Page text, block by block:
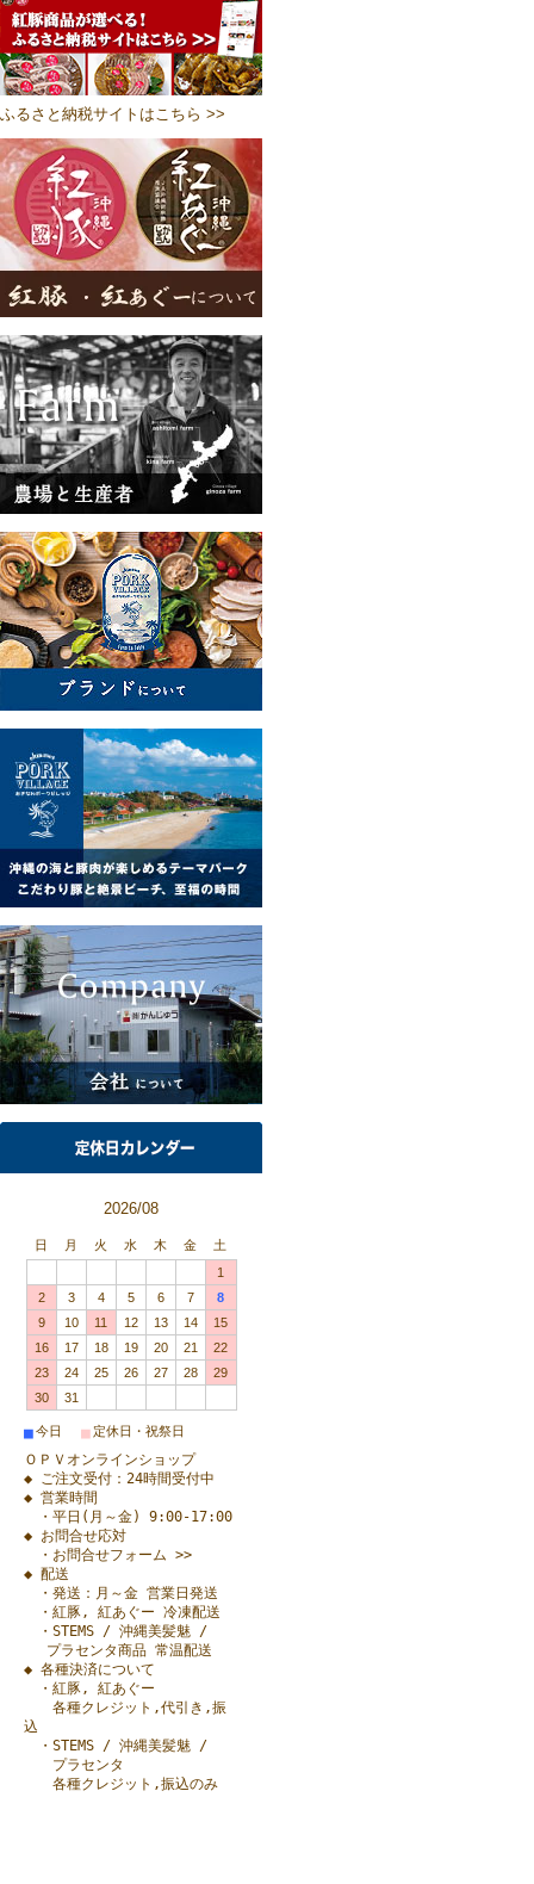
ふるさと納税サイトはこちら >>
2026/08
日 月 火 水 木 金
土
1
2
3 4 5 6 7
8
9
10 11 12 13 14
15
16
17 18 19 20 21
22
23
24 25 26 27 28
29
30
31
■今日 ■定休日・祝祭日
ＯＰＶオンラインショップ
◆ ご注文受付：24時間受付中
◆ 営業時間
・平日(月～金) 9:00-17:00
◆ お問合せ応対
・お問合せフォーム >>
◆ 配送
・発送：月～金 営業日発送
・紅豚, 紅あぐー 冷凍配送
・STEMS / 沖縄美髪魅 /
プラセンタ商品 常温配送
◆ 各種決済について
・紅豚, 紅あぐー
各種クレジット,代引き,振
込
・STEMS / 沖縄美髪魅 /
プラセンタ
各種クレジット,振込のみ